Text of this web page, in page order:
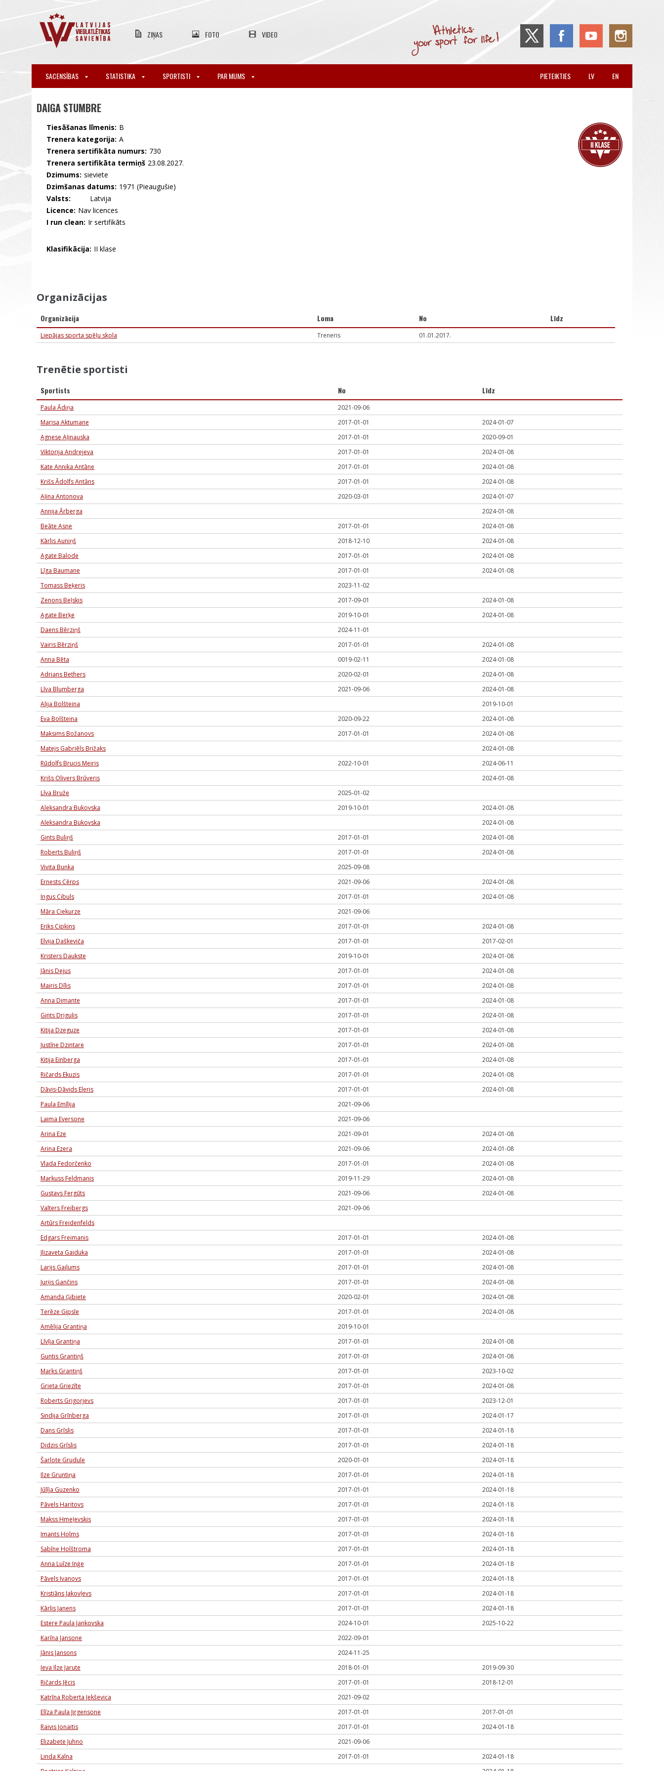
ZIŅAS FOTO VIDEO
SACENSĪBAS STATISTIKA SPORTISTI PAR MUMS EN
LV
PIETEIKTIES
DAIGA STUMBRE
Tiesāšanas līmenis: B
Trenera kategorija: A
Trenera sertifikāta numurs: 730
Trenera sertifikāta termiņš 23.08.2027.
Dzimums: sieviete
Dzimšanas datums: 1971 (Pieaugušie)
Valsts:
🇱🇻 Latvija
Licence: Nav licences
I run clean: Ir sertifikāts
Klasifikācija: II klase
Organizācijas
Organizācija Loma No Līdz
Liepājas sporta spēļu skola Treneris 01.01.2017.
Trenētie sportisti
Sportists No Līdz
Paula Ādiņa
2021-09-06
Marisa Aktumane
2017-01-01
2024-01-07
Agnese Aļinauska
2017-01-01
2020-09-01
Viktorija Andrejeva
2017-01-01
2024-01-08
Kate Annika Antāne
2017-01-01
2024-01-08
Krišs Ādolfs Antāns
2017-01-01
2024-01-08
Aļina Antonova
2020-03-01
2024-01-07
Annija Ārberga
2024-01-08
Beāte Asne
2017-01-01
2024-01-08
Kārlis Auniņš
2018-12-10
2024-01-08
Agate Balode
2017-01-01
2024-01-08
Līga Baumane
2017-01-01
2024-01-08
Tomass Beķeris
2023-11-02
Zenons Beļskis
2017-09-01
2024-01-08
Agate Berķe
2019-10-01
2024-01-08
Daens Bērziņš
2024-11-01
Vairis Bērziņš
2017-01-01
2024-01-08
Anna Bēta
0019-02-11
2024-01-08
Adrians Bethers
2020-02-01
2024-01-08
Līva Blumberga
2021-09-06
2024-01-08
Alija Bolšteina
2019-10-01
Eva Bolšteina
2020-09-22
2024-01-08
Maksims Božanovs
2017-01-01
2024-01-08
Matejs Gabriēls Brižaks
2024-01-08
Rūdolfs Brucis Meiris
2022-10-01
2024-06-11
Krišs Olivers Brūveris
2024-01-08
Līva Bruže
2025-01-02
Aleksandra Bukovska
2019-10-01
2024-01-08
Aleksandra Bukovska
2024-01-08
Gints Buliņš
2017-01-01
2024-01-08
Roberts Buliņš
2017-01-01
2024-01-08
Vivita Bunka
2025-09-08
Ernests Cērps
2021-09-06
2024-01-08
Ingus Cibuls
2017-01-01
2024-01-08
Māra Ciekurze
2021-09-06
Eriks Cipkins
2017-01-01
2024-01-08
Elvija Daškeviča
2017-01-01
2017-02-01
Kristers Daukste
2019-10-01
2024-01-08
Jānis Dejus
2017-01-01
2024-01-08
Mairis Dīlis
2017-01-01
2024-01-08
Anna Dimante
2017-01-01
2024-01-08
Gints Drigulis
2017-01-01
2024-01-08
Kitija Dzeguze
2017-01-01
2024-01-08
Justīne Dzintare
2017-01-01
2024-01-08
Kitija Einberga
2017-01-01
2024-01-08
Ričards Ekuzis
2017-01-01
2024-01-08
Dāvis-Dāvids Eleris
2017-01-01
2024-01-08
Paula Emīlija
2021-09-06
Laima Eversone
2021-09-06
Arina Eze
2021-09-01
2024-01-08
Arina Ezera
2021-09-06
2024-01-08
Vlada Fedorčenko
2017-01-01
2024-01-08
Markuss Feldmanis
2019-11-29
2024-01-08
Gustavs Fergūts
2021-09-06
2024-01-08
Valters Freibergs
2021-09-06
Artūrs Freidenfelds
Edgars Freimanis
2017-01-01
2024-01-08
Jlizaveta Gaiduka
2017-01-01
2024-01-08
Larijs Gailums
2017-01-01
2024-01-08
Jurijs Gančins
2017-01-01
2024-01-08
Amanda Ģibiete
2020-02-01
2024-01-08
Terēze Gipsle
2017-01-01
2024-01-08
Amēlija Grantiņa
2019-10-01
Līvīja Grantiņa
2017-01-01
2024-01-08
Guntis Grantiņš
2017-01-01
2024-01-08
Marks Grantiņš
2017-01-01
2023-10-02
Grieta Griezīte
2017-01-01
2024-01-08
Roberts Grigorjevs
2017-01-01
2023-12-01
Sindija Grīnberga
2017-01-01
2024-01-17
Dans Grīslis
2017-01-01
2024-01-18
Didzis Grīslis
2017-01-01
2024-01-18
Šarlote Grudule
2020-01-01
2024-01-18
Ilze Gruntiņa
2017-01-01
2024-01-18
Jūlīja Guzenko
2017-01-01
2024-01-18
Pāvels Haritovs
2017-01-01
2024-01-18
Makss Hmeļevskis
2017-01-01
2024-01-18
Imants Holms
2017-01-01
2024-01-18
Sabīne Holštroma
2017-01-01
2024-01-18
Anna Luīze Inģe
2017-01-01
2024-01-18
Pāvels Ivanovs
2017-01-01
2024-01-18
Kristiāns Jakovļevs
2017-01-01
2024-01-18
Kārlis Janens
2017-01-01
2024-01-18
Estere Paula Jankovska
2024-10-01
2025-10-22
Karīna Jansone
2022-09-01
Jānis Jansons
2024-11-25
Ieva Ilze Jarute
2018-01-01
2019-09-30
Ričards Jēcis
2017-01-01
2018-12-01
Katrīna Roberta Jekševica
2021-09-02
Elīza Paula Jirgensone
2017-01-01
2017-01-01
Raivis Jonaitis
2017-01-01
2024-01-18
Elizabete Juhno
2021-09-06
Linda Kalna
2017-01-01
2024-01-18